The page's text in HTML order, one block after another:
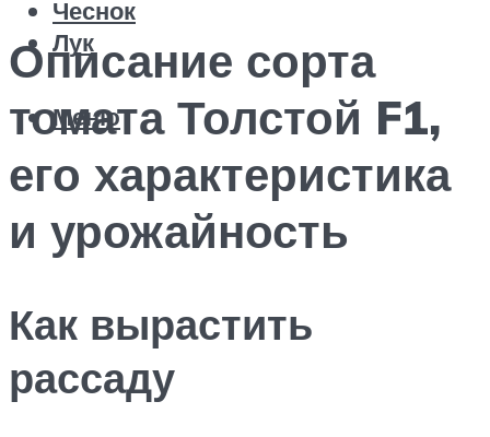
Чеснок
Лук
Меню
Описание сорта
томата Толстой F1,
его характеристика
и урожайность
Как вырастить
рассаду